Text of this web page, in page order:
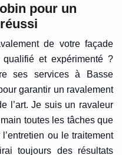
pour un
de votre façade
qualifié et expérimenté ?
ses services à Basse
garantir un ravalement
l’art. Je suis un ravaleur
toutes les tâches que
ou le traitement
toujours des résultats